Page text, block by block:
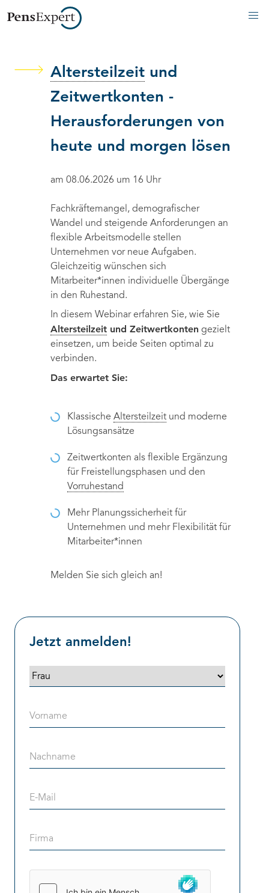
Altersteilzeit und
Zeitwertkonten -
Herausforderungen von
heute und morgen lösen
am 08.06.2026 um 16 Uhr
Fachkräftemangel, demografischer
Wandel und steigende Anforderungen an
flexible Arbeitsmodelle stellen
Unternehmen vor neue Aufgaben.
Gleichzeitig wünschen sich
Mitarbeiter*innen individuelle Übergänge
in den Ruhestand.
In diesem Webinar erfahren Sie, wie Sie
Altersteilzeit und Zeitwertkonten gezielt
einsetzen, um beide Seiten optimal zu
verbinden.
Das erwartet Sie:
Klassische Altersteilzeit und moderne
Lösungsansätze
Zeitwertkonten als flexible Ergänzung
für Freistellungsphasen und den
Vorruhestand
Mehr Planungssicherheit für
Unternehmen und mehr Flexibilität für
Mitarbeiter*innen
Melden Sie sich gleich an!
Jetzt anmelden!